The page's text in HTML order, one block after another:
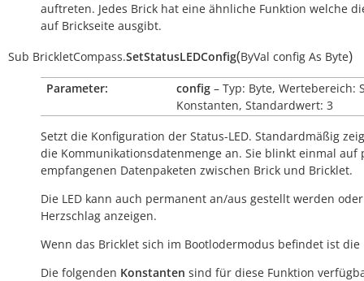
auftreten. Jedes Brick hat eine ähnliche Funktion welche
auf Brickseite ausgibt.
Sub BrickletCompass.SetStatusLEDConfig(ByVal config As Byte)
Parameter: config – Typ: Byte, Wertebereich:
Konstanten, Standardwert: 3
Setzt die Konfiguration der Status-LED. Standardmäßig
die Kommunikationsdatenmenge an. Sie blinkt einmal auf
empfangenen Datenpaketen zwischen Brick und Bricklet.
Die LED kann auch permanent an/aus gestellt werden
Herzschlag anzeigen.
Wenn das Bricklet sich im Bootlodermodus befindet ist die
Die folgenden Konstanten sind für diese Funktion